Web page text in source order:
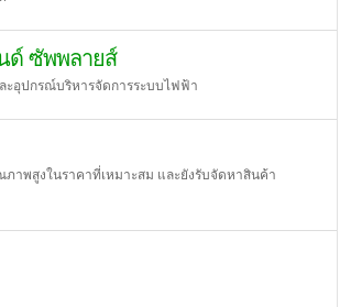
ด์ ซัพพลายส์
อุปกรณ์บริหารจัดการระบบไฟฟ้า
าพสูงในราคาที่เหมาะสม และยังรับจัดหาสินค้า